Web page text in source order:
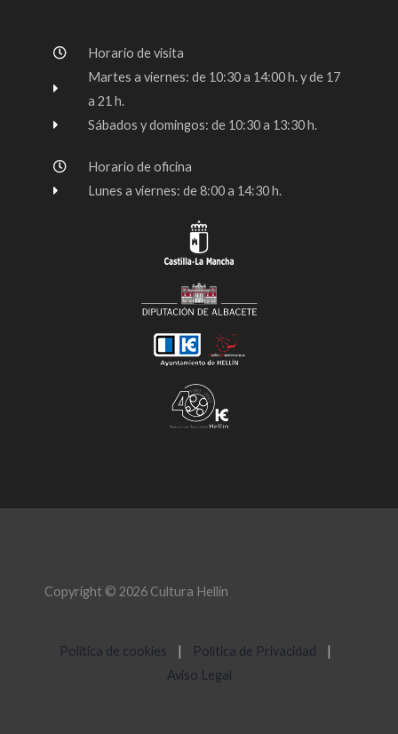
o
o
-
r
a
m
e
Horario de visita
Martes a viernes: de 10:30 a 14:00 h. y de 17
a 21 h.
Sábados y domingos: de 10:30 a 13:30 h.
Horario de oficina
Lunes a viernes: de 8:00 a 14:30 h.
Copyright © 2026 Cultura Hellín
Política de cookies | Política de Privacidad
|
Aviso Legal